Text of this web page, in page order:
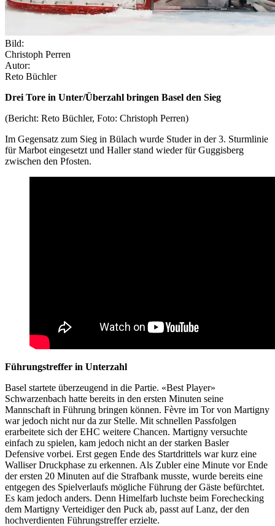
Bild:
Christoph Perren
Autor:
Reto Büchler
Drei Tore in Unter/Überzahl bringen Basel den Sieg
(Bericht: Reto Büchler, Foto: Christoph Perren)
Im Gegensatz zum Sieg in Bülach wurde Studer in der 3. Sturmlinie
für Marbot eingesetzt und Haller stand wieder für Guggisberg
zwischen den Pfosten.
Führungstreffer in Unterzahl
Basel startete überzeugend in die Partie. «Best Player»
Schwarzenbach hatte bereits in den ersten Minuten seine
Mannschaft in Führung bringen können. Fèvre im Tor von Martigny
war jedoch nicht nur da zur Stelle. Mit schnellen Passfolgen
erarbeitete sich der EHC weitere Chancen. Martigny versuchte
einfach zu spielen, kam jedoch nicht an der starken Basler
Defensive vorbei. Erst gegen Ende des Startdrittels war kurz eine
Walliser Druckphase zu erkennen. Als Zubler eine Minute vor Ende
der ersten 20 Minuten auf die Strafbank musste, wurde bereits eine
entgegen des Spielverlaufs mögliche Führung der Gäste befürchtet.
Es kam jedoch anders. Denn Himelfarb luchste beim Forechecking
dem Martigny Verteidiger den Puck ab, passt auf Lanz, der den
hochverdienten Führungstreffer erzielte.